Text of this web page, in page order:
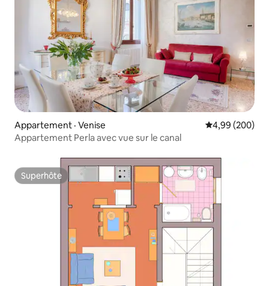
Appartement · Venise Note
4,99 (200)
Appartement Perla avec vue sur le canal
Superhôte
Superhôte